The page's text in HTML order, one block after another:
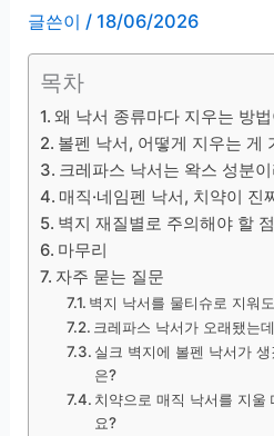
글쓴이 / 18/06/2026
목차
왜 낙서 종류마다 지우는 방
볼펜 낙서, 어떻게 지우는 게
크레파스 낙서는 왁스 성분
매직·네임펜 낙서, 치약이 진
벽지 재질별로 주의해야 할
마무리
자주 묻는 질문
벽지 낙서를 물티슈로 지워
크레파스 낙서가 오래됐는
실크 벽지에 볼펜 낙서가
은?
치약으로 매직 낙서를 지울
요?